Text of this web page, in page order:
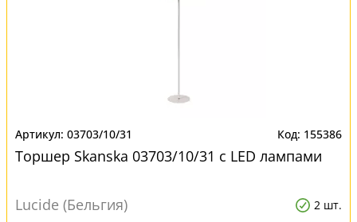
03703/10/31 155386
Торшер Skanska 03703/10/31 с LED лампами
Lucide (Бельгия) 2 шт.